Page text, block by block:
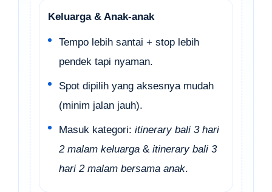
Keluarga & Anak-anak
Tempo lebih santai + stop lebih
pendek tapi nyaman.
Spot dipilih yang aksesnya mudah
(minim jalan jauh).
Masuk kategori: itinerary bali 3 hari
2 malam keluarga & itinerary bali 3
hari 2 malam bersama anak.